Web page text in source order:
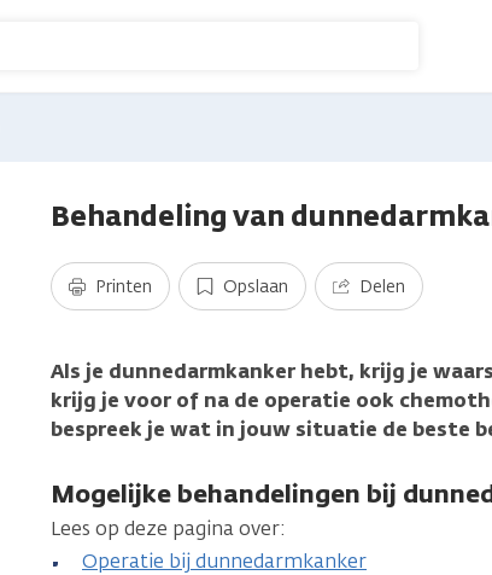
Behandeling van
Printen Opslaan Delen
Als je dunnedarmkanker hebt, krijg je
krijg je voor of na de operatie ook
bespreek je wat in jouw situatie de beste
Mogelijke behandelingen bij
Lees op deze pagina over:
Operatie bij dunnedarmkanker